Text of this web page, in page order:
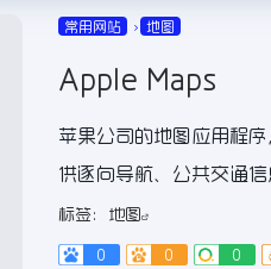
常用网站 地图
Apple Maps
苹果公司的地图应用程序
供逐向导航、公共交通信
标签： 地图
0 0 0